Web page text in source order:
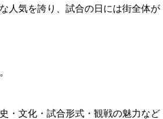
人気を誇り、試合の日には街全体が
・文化・試合形式・観戦の魅力など